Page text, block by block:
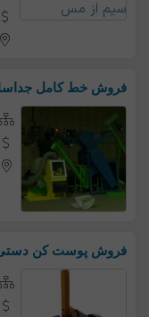
فروش خط کامل
فروش پوست کن